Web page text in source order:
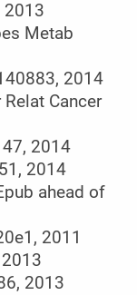
2013
Metab
2014
Cancer
2014
2014
ahead of
2011
2013